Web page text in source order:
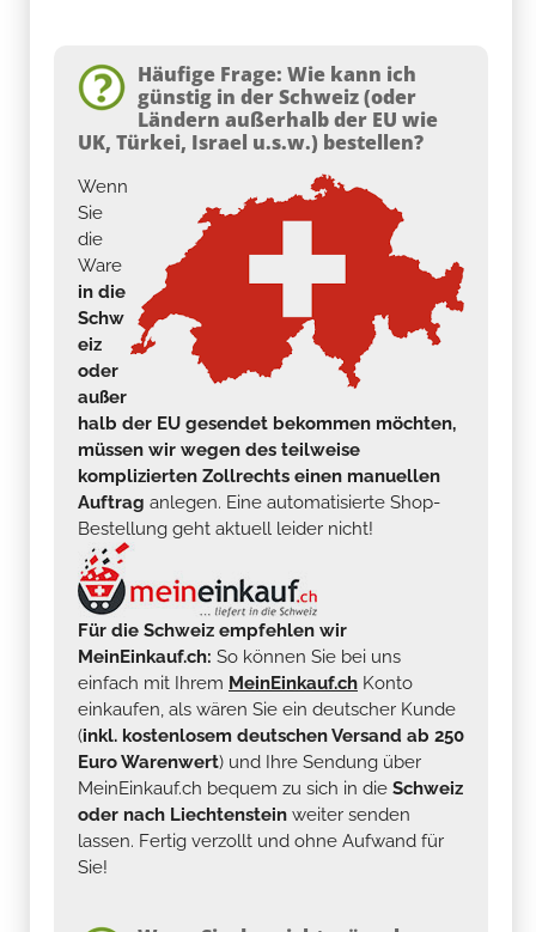
Häufige Frage: Wie kann ich
günstig in der Schweiz (oder
Ländern außerhalb der EU wie
UK, Türkei, Israel u.s.w.) bestellen?
Wenn
Sie
die
Ware
in die
Schw
eiz
oder
außer
halb der EU gesendet bekommen möchten,
müssen wir wegen des teilweise
komplizierten Zollrechts einen manuellen
Auftrag anlegen. Eine automatisierte Shop-
Bestellung geht aktuell leider nicht!
Für die Schweiz empfehlen wir
MeinEinkauf.ch: So können Sie bei uns
einfach mit Ihrem MeinEinkauf.ch Konto
einkaufen, als wären Sie ein deutscher Kunde
(inkl. kostenlosem deutschen Versand ab 250
Euro Warenwert) und Ihre Sendung über
MeinEinkauf.ch bequem zu sich in die Schweiz
oder nach Liechtenstein weiter senden
lassen. Fertig verzollt und ohne Aufwand für
Sie!